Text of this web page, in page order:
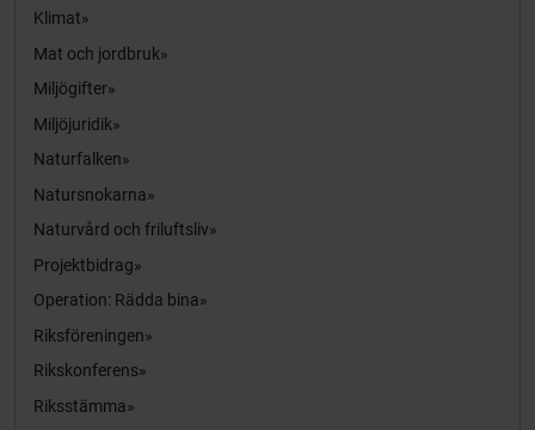
Klimat
Mat och jordbruk
Miljögifter
Miljöjuridik
Naturfalken
Natursnokarna
Naturvård och friluftsliv
Projektbidrag
Operation: Rädda bina
Riksföreningen
Rikskonferens
Riksstämma